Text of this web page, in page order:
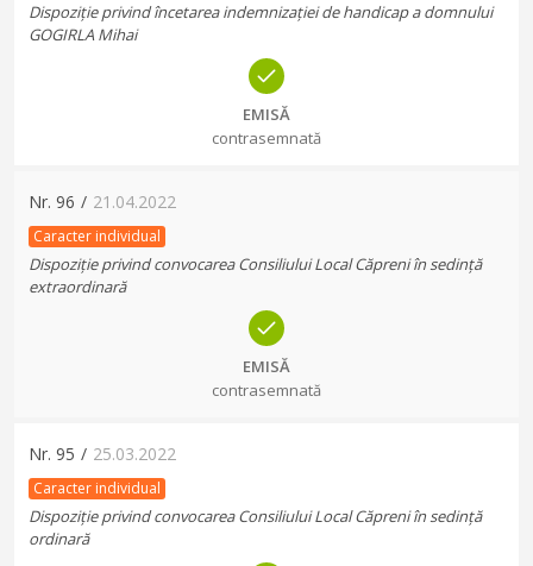
Dispoziție privind încetarea indemnizației de handicap a domnului
GOGIRLA Mihai
EMISĂ
contrasemnată
Nr. 96 / 21.04.2022
Caracter individual
Dispoziție privind convocarea Consiliului Local Căpreni în sedință
extraordinară
EMISĂ
contrasemnată
Nr. 95 / 25.03.2022
Caracter individual
Dispoziție privind convocarea Consiliului Local Căpreni în sedință
ordinară